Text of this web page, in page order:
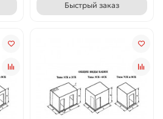
Быстрый заказ